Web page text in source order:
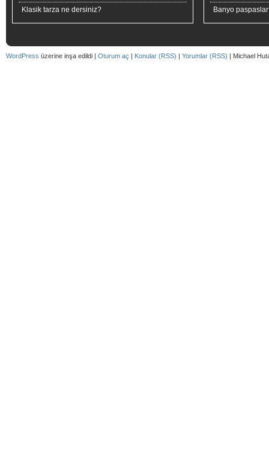
Klasik tarza ne dersiniz? Banyo
WordPress üzerine inşa edildi | Oturum aç | Konular (RSS) | Yorumlar (RSS) | Michael